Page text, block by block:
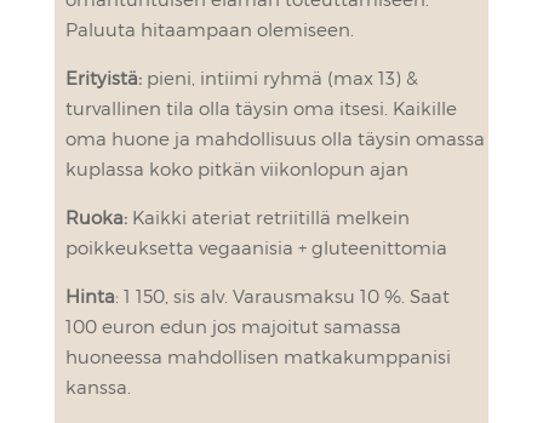
Paluuta hitaampaan olemiseen.
Erityistä:pieni, intiimi ryhmä (max 13) &
turvallinen tila olla täysin oma itsesi. Kaikille
oma huone ja mahdollisuus olla täysin omassa
kuplassa koko pitkän viikonlopun ajan
Ruoka:Kaikki ateriat retriitillä melkein
poikkeuksetta vegaanisia + gluteenittomia
Hinta: 1 150, sis alv. Varausmaksu 10 %. Saat
100 euron edun jos majoitut samassa
huoneessa mahdollisen matkakumppanisi
kanssa.